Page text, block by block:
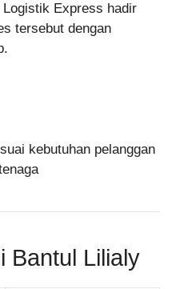
Express hadir
tersebut dengan
kebutuhan pelanggan
Bantul Lilialy